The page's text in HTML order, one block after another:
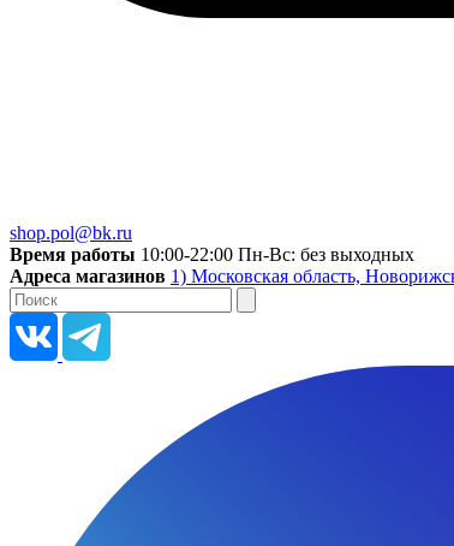
shop.pol@bk.ru
Время работы 10:00-22:00 Пн-Вс: без выходных
Адреса магазинов 1) Московская область,